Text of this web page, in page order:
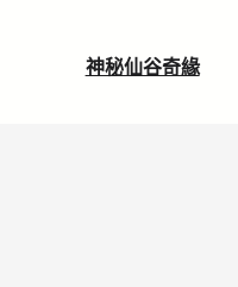
神秘仙谷奇緣